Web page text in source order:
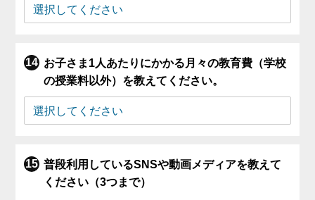
お子さま1人あたりにかかる月々の教育費（学校
の授業料以外）を教えてください。
普段利用しているSNSや動画メディアを教えて
ください（3つまで）